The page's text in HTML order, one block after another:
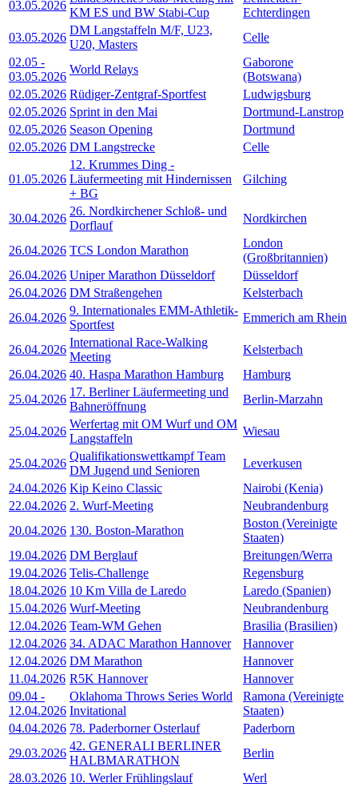
03.05.2026
KM ES und BW Stabi-Cup
Echterdingen
03.05.2026
DM Langstaffeln M/F, U23,
U20, Masters
Celle
02.05 -
03.05.2026
World Relays
Gaborone
(Botswana)
02.05.2026 Rüdiger-Zentgraf-Sportfest
Ludwigsburg
02.05.2026 Sprint in den Mai
Dortmund-Lanstrop
02.05.2026 Season Opening
Dortmund
02.05.2026 DM Langstrecke Celle
01.05.2026
12. Krummes Ding -
Läufermeeting mit Hindernissen
+ BG
Gilching
30.04.2026
26. Nordkirchener Schloß- und
Dorflauf
Nordkirchen
26.04.2026 TCS London Marathon
London
(Großbritannien)
26.04.2026 Uniper Marathon Düsseldorf
Düsseldorf
26.04.2026 DM Straßengehen
Kelsterbach
26.04.2026
9. Internationales EMM-Athletik-
Sportfest
Emmerich am Rhein
26.04.2026
International Race-Walking
Meeting
Kelsterbach
26.04.2026 40. Haspa Marathon Hamburg
Hamburg
25.04.2026
17. Berliner Läufermeeting und
Bahneröffnung
Berlin-Marzahn
25.04.2026
Werfertag mit OM Wurf und OM
Langstaffeln
Wiesau
25.04.2026
Qualifikationswettkampf Team
DM Jugend und Senioren
Leverkusen
24.04.2026 Kip Keino Classic
Nairobi (Kenia)
22.04.2026 2. Wurf-Meeting
Neubrandenburg
20.04.2026 130. Boston-Marathon
Boston (Vereinigte
Staaten)
19.04.2026 DM Berglauf
Breitungen/Werra
19.04.2026 Telis-Challenge
Regensburg
18.04.2026 10 Km Villa de Laredo
Laredo (Spanien)
15.04.2026 Wurf-Meeting
Neubrandenburg
12.04.2026 Team-WM Gehen
Brasilia (Brasilien)
12.04.2026 34. ADAC Marathon Hannover
Hannover
12.04.2026 DM Marathon
Hannover
11.04.2026 R5K Hannover
Hannover
09.04 -
12.04.2026
Oklahoma Throws Series World
Invitational
Ramona (Vereinigte
Staaten)
04.04.2026 78. Paderborner Osterlauf
Paderborn
29.03.2026
42. GENERALI BERLINER
HALBMARATHON
Berlin
28.03.2026 10. Werler Frühlingslauf
Werl